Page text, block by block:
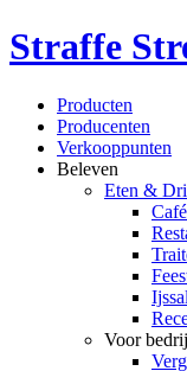
Straffe
Producten
Producenten
Verkooppunten
Beleven
Eten &
Voor